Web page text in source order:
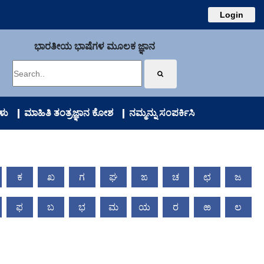
Login
ಭಾರತೀಯ ಭಾಷೆಗಳ ಮೂಲಕ ಜ್ಞಾನ
ಮಾಹಿತಿ ತಂತ್ರಜ್ಞಾನ ಕೋಶ ನಮ್ಮನ್ನು ಸಂಪರ್ಕಿಸಿ
ಕ ಖ ಗ ಘ ಙ ಚ ಛ ಜ
ಫ ಬ ಭ ಮ ಯ ರ ಱ ಲ